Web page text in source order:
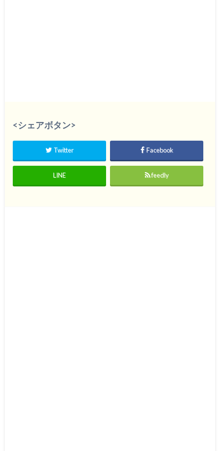
<シェアボタン>
Twitter Facebook
LINE feedly